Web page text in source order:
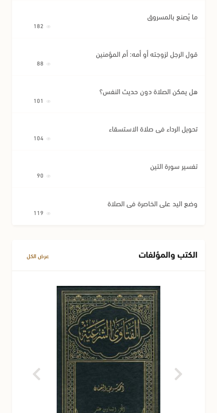
ما يُصنع بالمسروق
قول الرجل لزوجته أو أمه: أم المؤمنين
هل يمكن الصلاة دون حديث النفس؟
تحويل الرداء في صلاة الاستسقاء
تفسير سورة التين
وضع اليد على الخاصرة في الصلاة
الكتب والمؤلفات عرض الكل